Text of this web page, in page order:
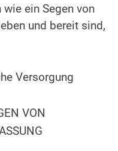
ein Segen von
und bereit sind,
Versorgung
VON